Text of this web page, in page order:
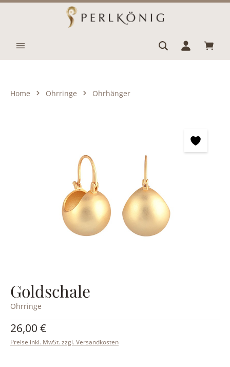
Zum Hauptinhalt springen
Home Ohrringe Ohrhänger
Goldschale
Ohrringe
Regulärer Preis:
26,00 €
Preise inkl. MwSt. zzgl. Versandkosten